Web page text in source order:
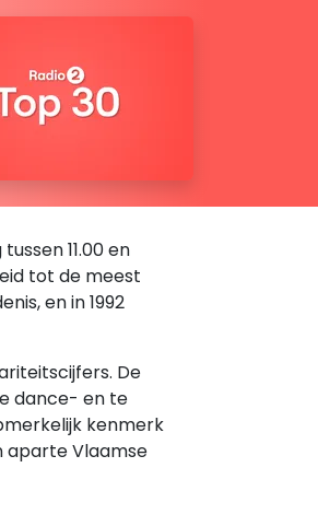
11.00 en
tot de meest
en in 1992
De
dance- en te
kenmerk
aparte Vlaamse